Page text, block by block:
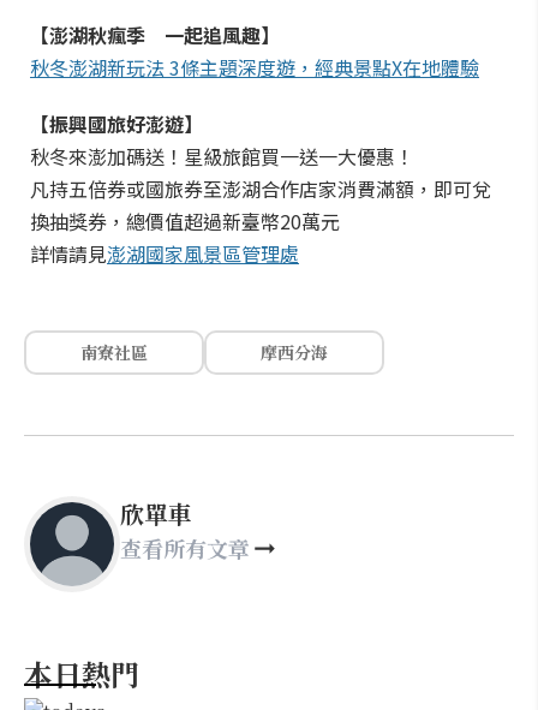
【澎湖秋瘋季 一起追風趣】
秋冬澎湖新玩法 3條主題深度遊，經典景點X在地體驗
【振興國旅好澎遊】
秋冬來澎加碼送！星級旅館買一送一大優惠！
凡持五倍券或國旅券至澎湖合作店家消費滿額，即可兌
換抽獎券，總價值超過新臺幣20萬元
詳情請見澎湖國家風景區管理處
南寮社區 摩西分海
欣單車
查看所有文章
本日熱門